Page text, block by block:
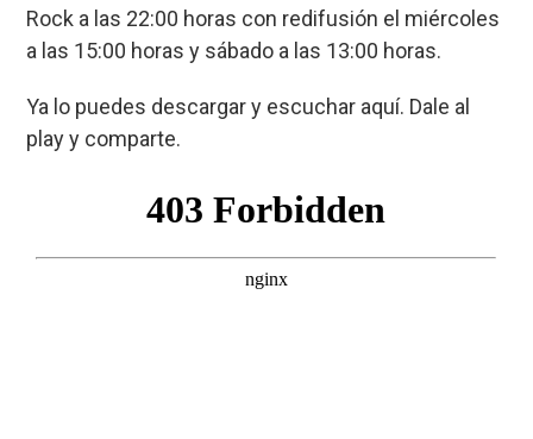
Rock a las 22:00 horas con redifusión el miércoles
a las 15:00 horas y sábado a las 13:00 horas.
Ya lo puedes descargar y escuchar aquí. Dale al
play y comparte.